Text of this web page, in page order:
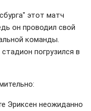
этот матч
он проводил свой
команды.
погрузился в
Эриксен неожиданно